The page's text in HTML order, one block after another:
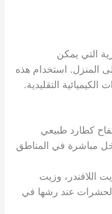
التي يمكن
المنزل. استخدام هذه
الكيميائية التقليدية.
كطارد طبيعي
مباشرة في المناطق
اللافندر، وزيت
عند رشها في